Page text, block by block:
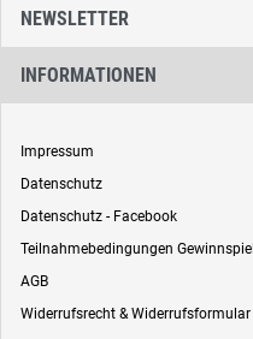
NEWSLETTER
INFORMATIONEN
Impressum
Datenschutz
Datenschutz - Facebook
Teilnahmebedingungen Gewinnspiel
AGB
Widerrufsrecht & Widerrufsformular